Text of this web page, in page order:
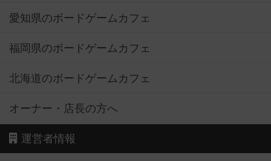
愛知県のボードゲームカフェ
福岡県のボードゲームカフェ
北海道のボードゲームカフェ
オーナー・店長の方へ
運営者情報